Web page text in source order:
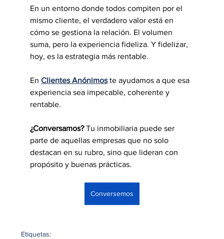
En un entorno donde todos compiten por el
mismo cliente, el verdadero valor está en
cómo se gestiona la relación. El volumen
suma, pero la experiencia fideliza. Y fidelizar,
hoy, es la estrategia más rentable.
En Clientes Anónimos te ayudamos a que esa
experiencia sea impecable, coherente y
rentable.
¿Conversamos? Tu inmobiliaria puede ser
parte de aquellas empresas que no solo
destacan en su rubro, sino que lideran con
propósito y buenas prácticas.
Conversemos
Etiquetas: